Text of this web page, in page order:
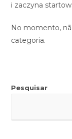
i zaczyna
No momento,
categoria.
Pesquisar